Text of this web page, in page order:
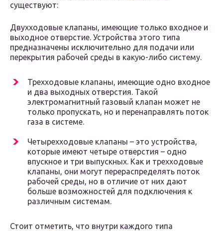
существуют:
Двухходовые клапаны, имеющие только входное и
выходное отверстие. Устройства этого типа
предназначены исключительно для подачи или
перекрытия рабочей среды в какую-либо систему.
Трехходовые клапаны, имеющие одно входное
и два выходных отверстия. Такой
электромагнитный газовый клапан может не
только пропускать, но и перенаправлять поток
газа в системе.
Четырехходовые клапаны – это устройства,
которые имеют четыре отверстия – одно
впускное и три выпускных. Как и трехходовые
клапаны, они могут перераспределять поток
рабочей среды, но в отличие от них дают
больше возможностей для подключения к
различным системам.
Стоит отметить, что внутри каждого типа